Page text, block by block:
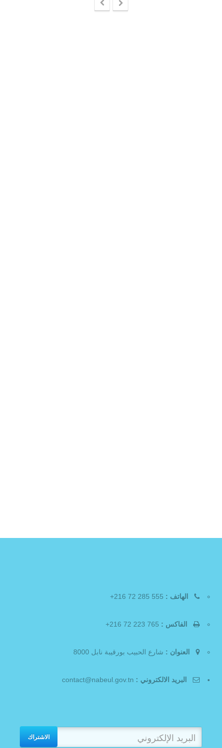
الهاتف :
الفاكس :
العنوان : شارع الحبيب بورقيبة نابل 8000
البريد الالكتروني :
الاشتراك